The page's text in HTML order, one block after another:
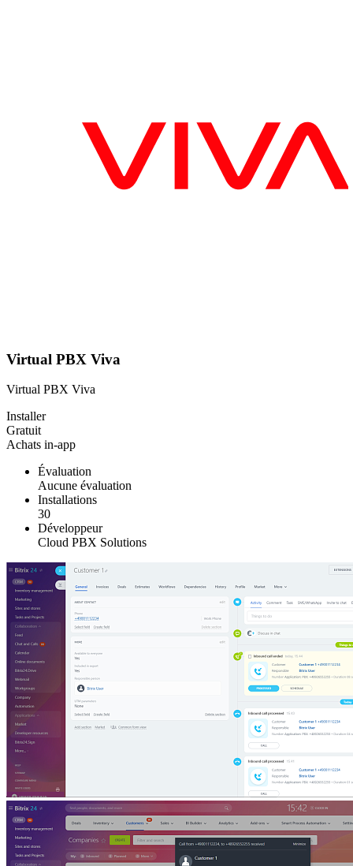
Virtual PBX Viva
Virtual PBX Viva
Installer
Gratuit
Achats in-app
Évaluation
Aucune évaluation
Installations
30
Développeur
Cloud PBX Solutions